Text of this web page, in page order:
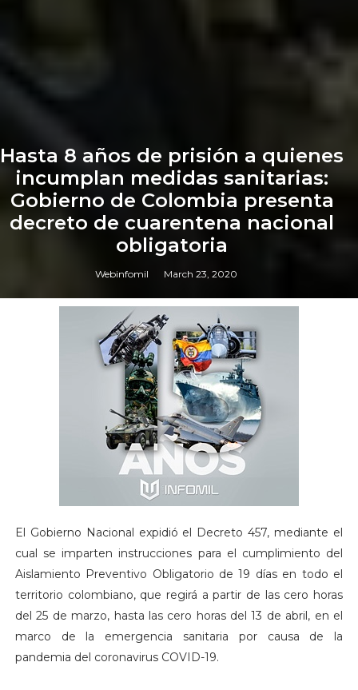
Hasta 8 años de prisión a quienes
incumplan medidas sanitarias:
Gobierno de Colombia presenta
decreto de cuarentena nacional
obligatoria
Webinfomil March 23, 2020
El Gobierno Nacional expidió el Decreto 457, mediante el
cual se imparten instrucciones para el cumplimiento del
Aislamiento Preventivo Obligatorio de 19 días en todo el
territorio colombiano, que regirá a partir de las cero horas
del 25 de marzo, hasta las cero horas del 13 de abril, en el
marco de la emergencia sanitaria por causa de la
pandemia del coronavirus COVID-19.